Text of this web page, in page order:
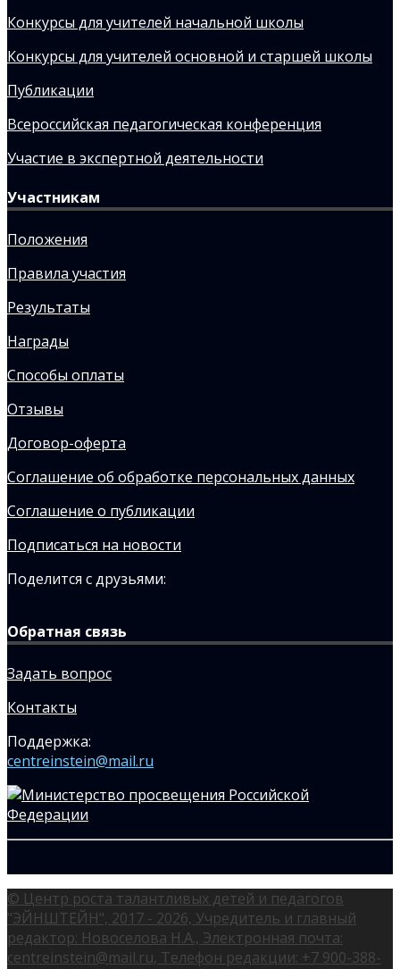
Конкурсы для учителей начальной школы
Конкурсы для учителей основной и старшей школы
Публикации
Всероссийская педагогическая конференция
Участие в экспертной деятельности
Участникам
Положения
Правила участия
Результаты
Награды
Способы оплаты
Отзывы
Договор-оферта
Соглашение об обработке персональных данных
Соглашение о публикации
Подписаться на новости
Поделится с друзьями:
Обратная связь
Задать вопрос
Контакты
Поддержка:
centreinstein@mail.ru
© Центр роста талантливых детей и педагогов
"ЭЙНШТЕЙН", 2017 - 2026, Учредитель и главный
редактор: Новоселова Н.А., Электронная почта:
centreinstein@mail.ru, Телефон редакции: +7 900-388-